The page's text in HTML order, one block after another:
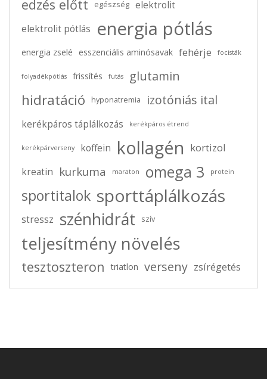
Mi az a Kurkuma? Fűszer, gyógynövény hatása
és amit tudni kell róla
edzés előtt egészség elektrolit
elektrolit pótlás energia pótlás
energia zselé esszenciális aminósavak fehérje focisták
folyadékpótlás frissítés futás glutamin
hidratáció hyponatremia izotóniás ital
kerékpáros táplálkozás kerékpáros étrend
kerékpárverseny koffein kollagén kortizol
kreatin kurkuma maraton omega 3 protein
sportitalok sporttáplálkozás
stressz szénhidrát szív
teljesítmény növelés
tesztoszteron triatlon verseny zsírégetés